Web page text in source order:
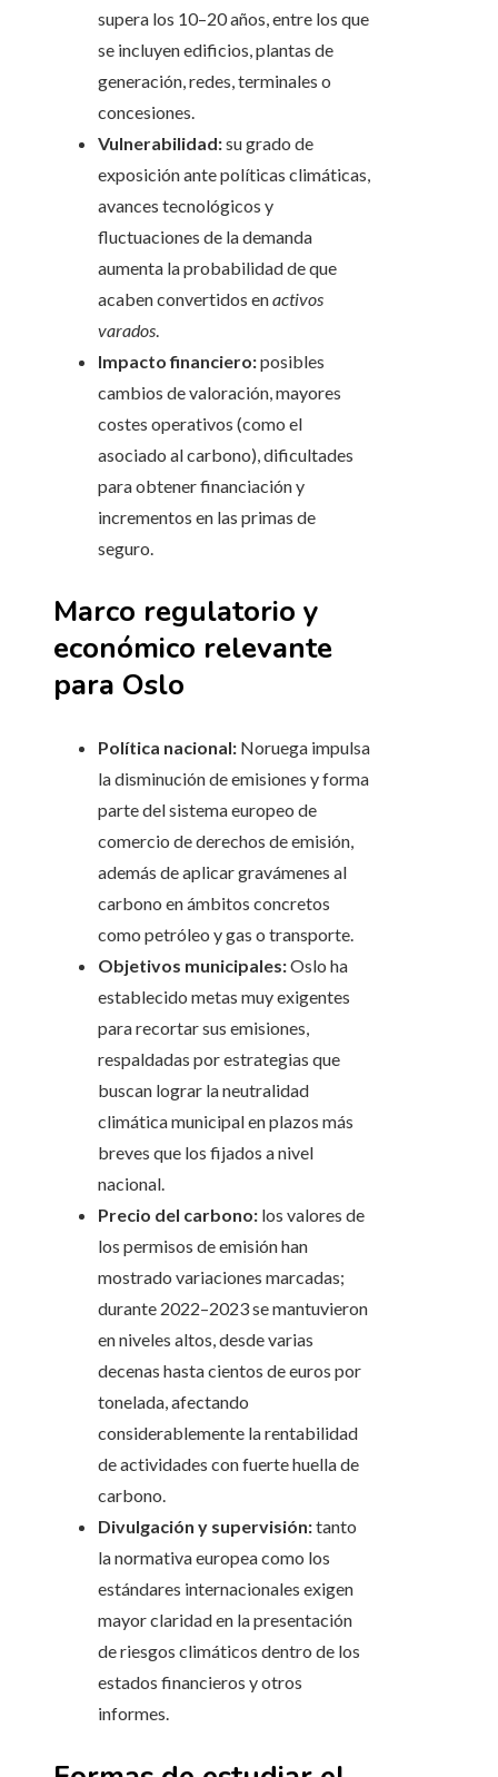
supera los 10–20 años, entre los que
se incluyen edificios, plantas de
generación, redes, terminales o
concesiones.
Vulnerabilidad:su grado de
exposición ante políticas climáticas,
avances tecnológicos y
fluctuaciones de la demanda
aumenta la probabilidad de que
acaben convertidos enactivos
varados.
Impacto financiero:posibles
cambios de valoración, mayores
costes operativos (como el
asociado al carbono), dificultades
para obtener financiación y
incrementos en las primas de
seguro.
Marco regulatorio y
económico relevante
para Oslo
Política nacional: Noruega impulsa
la disminución de emisiones y forma
parte del sistema europeo de
comercio de derechos de emisión,
además de aplicar gravámenes al
carbono en ámbitos concretos
como petróleo y gas o transporte.
Objetivos municipales:Oslo ha
establecido metas muy exigentes
para recortar sus emisiones,
respaldadas por estrategias que
buscan lograr la neutralidad
climática municipal en plazos más
breves que los fijados a nivel
nacional.
Precio del carbono: los valores de
los permisos de emisión han
mostrado variaciones marcadas;
durante 2022–2023 se mantuvieron
en niveles altos, desde varias
decenas hasta cientos de euros por
tonelada, afectando
considerablemente la rentabilidad
de actividades con fuerte huella de
carbono.
Divulgación y supervisión:tanto
la normativa europea como los
estándares internacionales exigen
mayor claridad en la presentación
de riesgos climáticos dentro de los
estados financieros y otros
informes.